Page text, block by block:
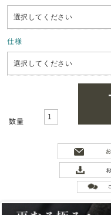
仕様
数量